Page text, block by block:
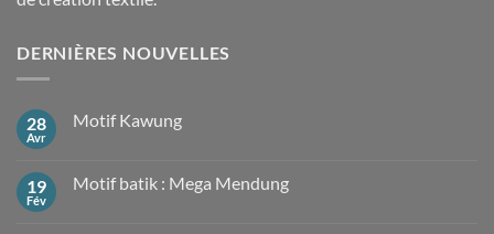
DERNIÈRES NOUVELLES
28
Avr
Motif Kawung
Motif
19
Fév
Motif batik : Mega Mendung